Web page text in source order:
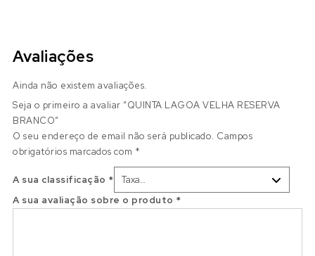
Avaliações
Ainda não existem avaliações.
Seja o primeiro a avaliar “QUINTA LAGOA VELHA RESERVA
BRANCO”
O seu endereço de email não será publicado. Campos
obrigatórios marcados com *
A sua classificação *
A sua avaliação sobre o produto *